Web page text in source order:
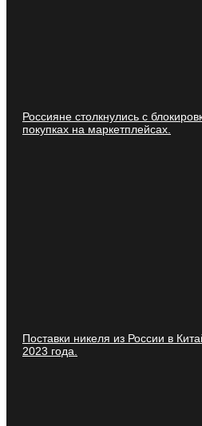
Россияне столкнулись с
покупках на маркетплейсах.
Поставки никеля из России в
2023 года.